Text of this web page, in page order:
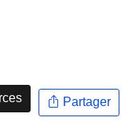
Partager